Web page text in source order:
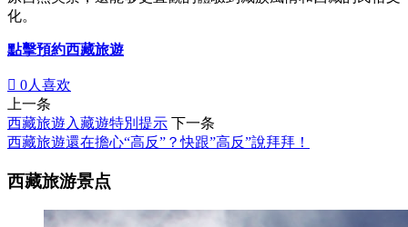
化。
點擊預約西藏旅遊
 0人喜欢
上一条
西藏旅遊入藏遊特別提示 下一条
西藏旅遊還在擔心“高反”？快跟”高反”說拜拜！
西藏旅游景点